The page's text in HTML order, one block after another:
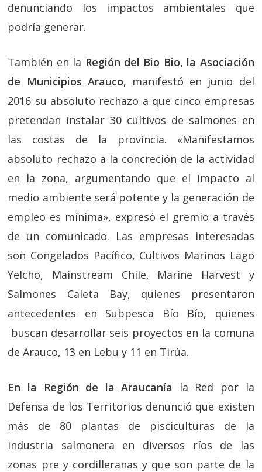
denunciando los impactos ambientales que
podría generar.
También en la Región del Bio Bio, la Asociación
de Municipios Arauco, manifestó en junio del
2016 su absoluto rechazo a que cinco empresas
pretendan instalar 30 cultivos de salmones en
las costas de la provincia. «Manifestamos
absoluto rechazo a la concreción de la actividad
en la zona, argumentando que el impacto al
medio ambiente será potente y la generación de
empleo es mínima», expresó el gremio a través
de un comunicado. Las empresas interesadas
son Congelados Pacífico, Cultivos Marinos Lago
Yelcho, Mainstream Chile, Marine Harvest y
Salmones Caleta Bay, quienes presentaron
antecedentes en Subpesca Bío Bío, quienes
buscan desarrollar seis proyectos en la comuna
de Arauco, 13 en Lebu y 11 en Tirúa.
En la Región de la Araucanía la Red por la
Defensa de los Territorios denunció que existen
más de 80 plantas de pisciculturas de la
industria salmonera en diversos ríos de las
zonas pre y cordilleranas y que son parte de la